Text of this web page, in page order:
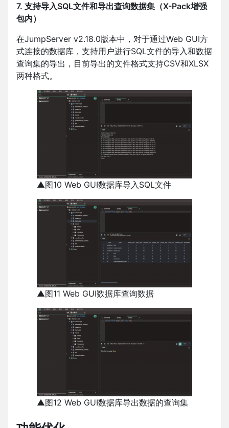
7. 支持导入SQL文件和导出查询数据集（X-Pack增强
包内）
在JumpServer v2.18.0版本中，对于通过Web GUI方
式连接的数据库，支持用户进行SQL文件的导入和数据
查询集的导出，目前导出的文件格式支持CSV和XLSX
两种格式。
▲图10 Web GUI数据库导入SQL文件
▲图11 Web GUI数据库查询数据
▲图12 Web GUI数据库导出数据的查询集